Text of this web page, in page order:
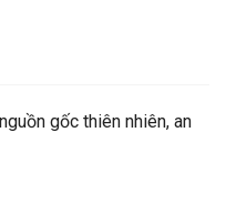
gốc thiên nhiên, an